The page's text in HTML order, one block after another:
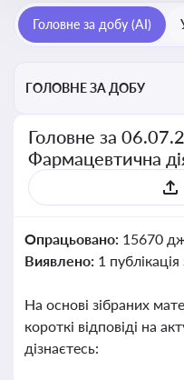
Головне за добу (AI)
ГОЛОВНЕ ЗА ДОБУ
Головне за
Фармацевтична
Опрацьовано: 15670
Виявлено: 1
На основі зібраних
короткі відповіді на
дізнаєтесь: